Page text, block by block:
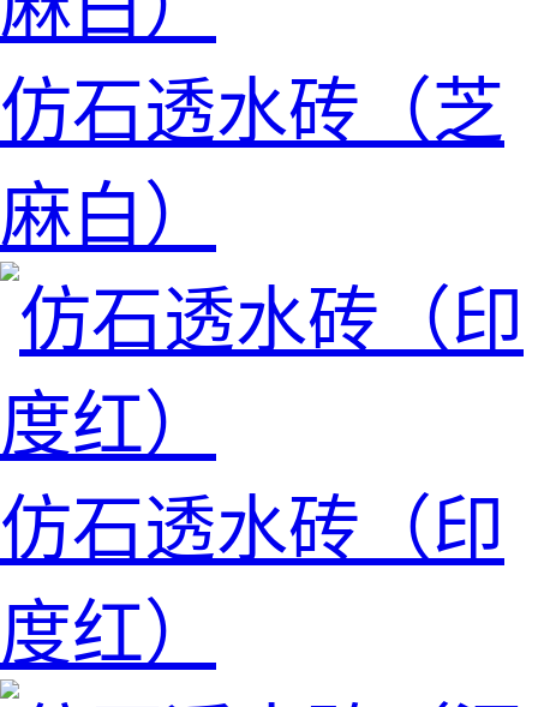
仿石透水砖（芝
麻白）
仿石透水砖（印
度红）